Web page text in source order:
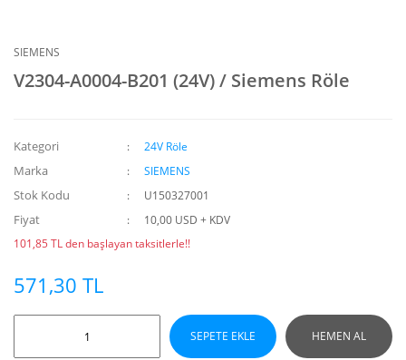
SIEMENS
V2304-A0004-B201 (24V) / Siemens Röle
Kategori 24V Röle
Marka SIEMENS
Stok Kodu U150327001
Fiyat
10,00 USD + KDV
101,85 TL den başlayan taksitlerle!!
571,30 TL
SEPETE EKLE HEMEN AL